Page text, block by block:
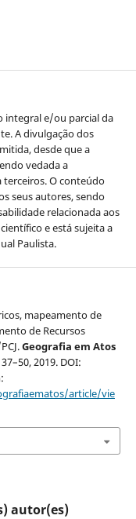
integral e/ou parcial da
A divulgação dos
desde que a
vedada a
terceiros. O conteúdo
seus autores, sendo
relacionada aos
e está sujeita a
Paulista.
mapeamento de
de Recursos
Geografia em Atos
2019. DOI:
article/vie
autor(es)